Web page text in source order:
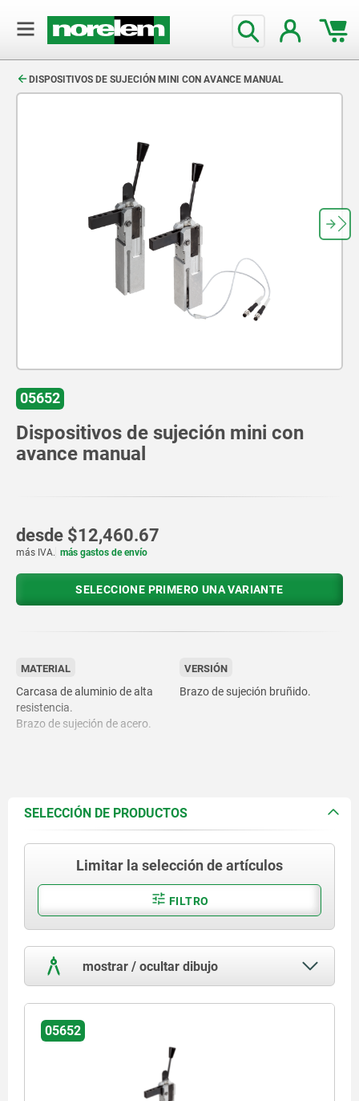
DISPOSITIVOS DE SUJECIÓN MINI CON AVANCE MANUAL
05652
Dispositivos de sujeción mini con
avance manual
desde $12,460.67
más IVA. más gastos de envío
SELECCIONE PRIMERO UNA VARIANTE
MATERIAL
Carcasa de aluminio de alta
resistencia.
Brazo de sujeción de acero.
VERSIÓN
Brazo de sujeción bruñido.
SELECCIÓN DE PRODUCTOS
Limitar la selección de artículos
FILTRO
mostrar / ocultar dibujo
05652